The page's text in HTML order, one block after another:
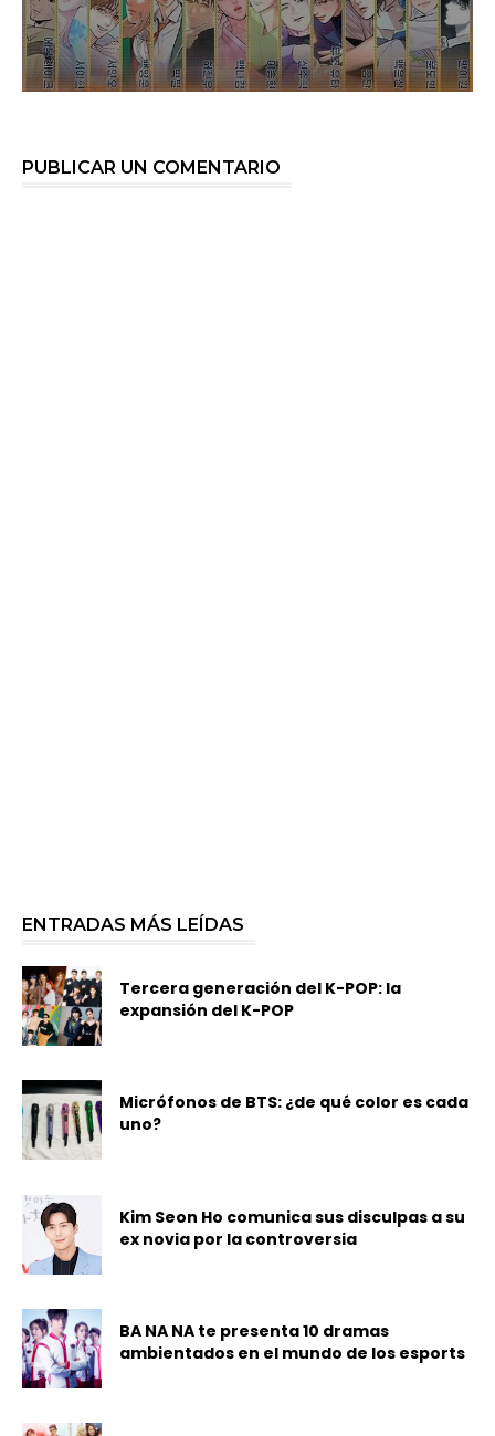
PUBLICAR UN COMENTARIO
ENTRADAS MÁS LEÍDAS
Tercera generación del K-POP: la
expansión del K-POP
Micrófonos de BTS: ¿de qué color es cada
uno?
Kim Seon Ho comunica sus disculpas a su
ex novia por la controversia
BA NA NA te presenta 10 dramas
ambientados en el mundo de los esports